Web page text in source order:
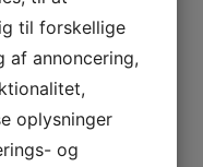
til forskellige
af annoncering,
oplysninger
og